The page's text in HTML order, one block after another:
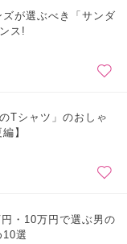
ズが選ぶべき「サンダ
ス!
Tシャツ」のおしゃ
】
・10万円で選ぶ男の
10選